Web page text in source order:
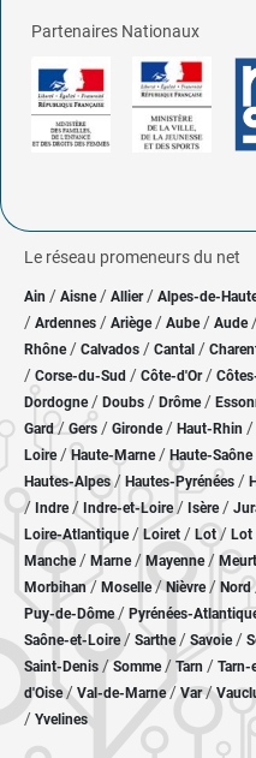
Partenaires Nationaux
Le réseau promeneurs du net
Ain / Aisne/ Allier/ Alpes-de-
/ Ardennes / Ariège/ Aube/ Aude
Rhône/ Calvados / Cantal /
/ Corse-du-Sud / Côte-d'Or /
Dordogne/ Doubs / Drôme/
Gard/Gers / Gironde/ Haut-Rhin /
Loire/Haute-Marne/ Haute-Saône
Hautes-Alpes/ Hautes-Pyrénées /
/ Indre/ Indre-et-Loire/ Isère/
Loire-Atlantique/ Loiret / Lot/ Lot
Manche/ Marne/ Mayenne/
Morbihan/ Moselle/ Nièvre / Nord
Puy-de-Dôme/ Pyrénées-
Saône-et-Loire/ Sarthe/ Savoie/
Saint-Denis /Somme/ Tarn / Tarn-
d'Oise/ Val-de-Marne/Var/
/ Yvelines